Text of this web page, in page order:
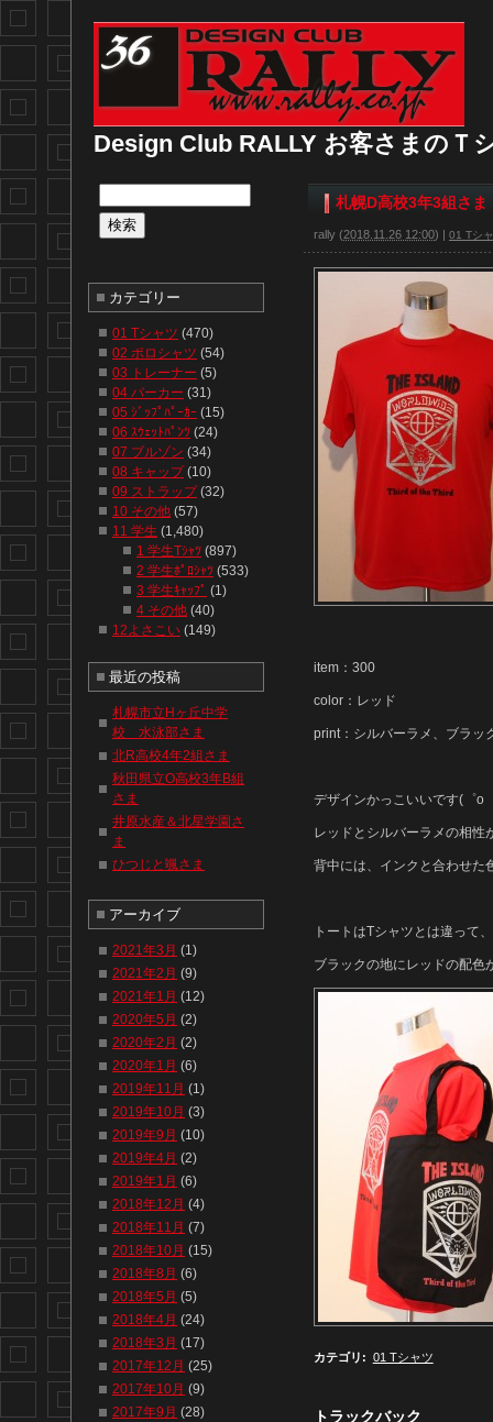
Design Club RALLY お客さまのＴ
札幌D高校3年3組さま
rally (2018.11.26 12:00) | 01 Tシ
item：300
color：レッド
print：シルバーラメ、ブラッ
デザインかっこいいです(゜o
レッドとシルバーラメの相
背中には、インクと合わせた
トートはTシャツとは違って、
ブラックの地にレッドの配色
カテゴリ : 01 Tシャツ
トラックバック
カテゴリー
01 Tシャツ (470)
02 ポロシャツ (54)
03 トレーナー (5)
04 パーカー (31)
05 ｼﾞｯﾌﾟﾊﾟｰｶｰ (15)
06 ｽｳｪｯﾄﾊﾟﾝﾂ (24)
07 ブルゾン (34)
08 キャップ(10)
09 ストラップ(32)
10 その他 (57)
11 学生 (1,480)
1 学生Tｼｬﾂ (897)
2 学生ﾎﾟﾛｼｬﾂ (533)
3 学生ｷｬｯﾌﾟ (1)
4 その他 (40)
12よさこい (149)
最近の投稿
札幌市立Hヶ丘中学
校 水泳部さま
北R高校4年2組さま
秋田県立O高校3年B組
さま
井原水産＆北星学園さ
ま
ひつじと颯さま
アーカイブ
2021年3月 (1)
2021年2月 (9)
2021年1月 (12)
2020年5月 (2)
2020年2月 (2)
2020年1月 (6)
2019年11月 (1)
2019年10月 (3)
2019年9月 (10)
2019年4月 (2)
2019年1月 (6)
2018年12月 (4)
2018年11月 (7)
2018年10月 (15)
2018年8月 (6)
2018年5月 (5)
2018年4月 (24)
2018年3月 (17)
2017年12月 (25)
2017年10月 (9)
2017年9月 (28)